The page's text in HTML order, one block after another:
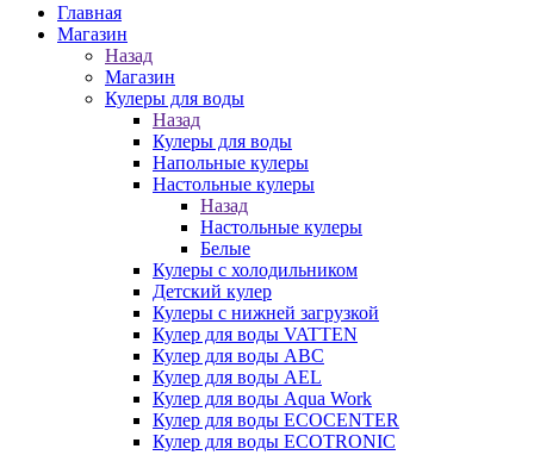
Главная
Магазин
Назад
Магазин
Кулеры для воды
Назад
Кулеры для воды
Напольные кулеры
Настольные кулеры
Назад
Настольные кулеры
Белые
Кулеры с холодильником
Детский кулер
Кулеры с нижней загрузкой
Кулер для воды VATTEN
Кулер для воды ABC
Кулер для воды AEL
Кулер для воды Aqua Work
Кулер для воды ECOCENTER
Кулер для воды ECOTRONIC